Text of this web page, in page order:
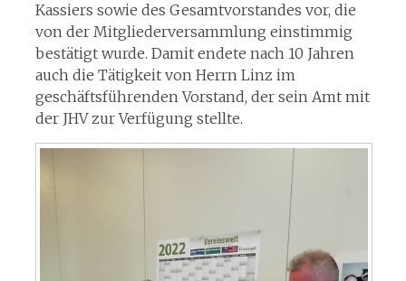
Kassiers sowie des Gesamtvorstandes vor, die
von der Mitgliederversammlung einstimmig
bestätigt wurde. Damit endete nach 10 Jahren
auch die Tätigkeit von Herrn Linz im
geschäftsführenden Vorstand, der sein Amt mit
der JHV zur Verfügung stellte.